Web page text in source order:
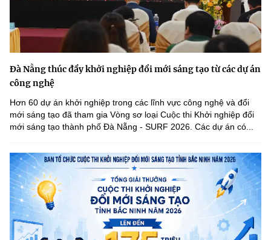
Đà Nẵng thúc đẩy khởi nghiệp đổi mới sáng tạo từ các dự án
công nghệ
Hơn 60 dự án khởi nghiệp trong các lĩnh vực công nghệ và đổi
mới sáng tạo đã tham gia Vòng sơ loại Cuộc thi Khởi nghiệp đổi
mới sáng tạo thành phố Đà Nẵng - SURF 2026. Các dự án có...